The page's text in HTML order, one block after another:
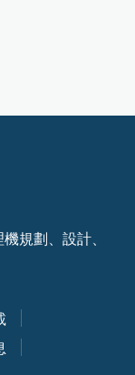
規劃、設計、